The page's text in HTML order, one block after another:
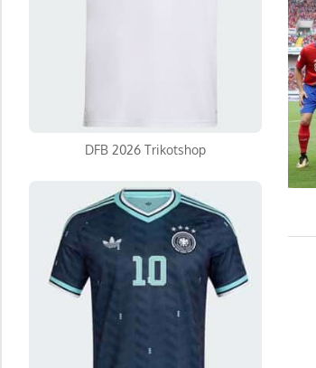
DFB 2026 Trikotshop